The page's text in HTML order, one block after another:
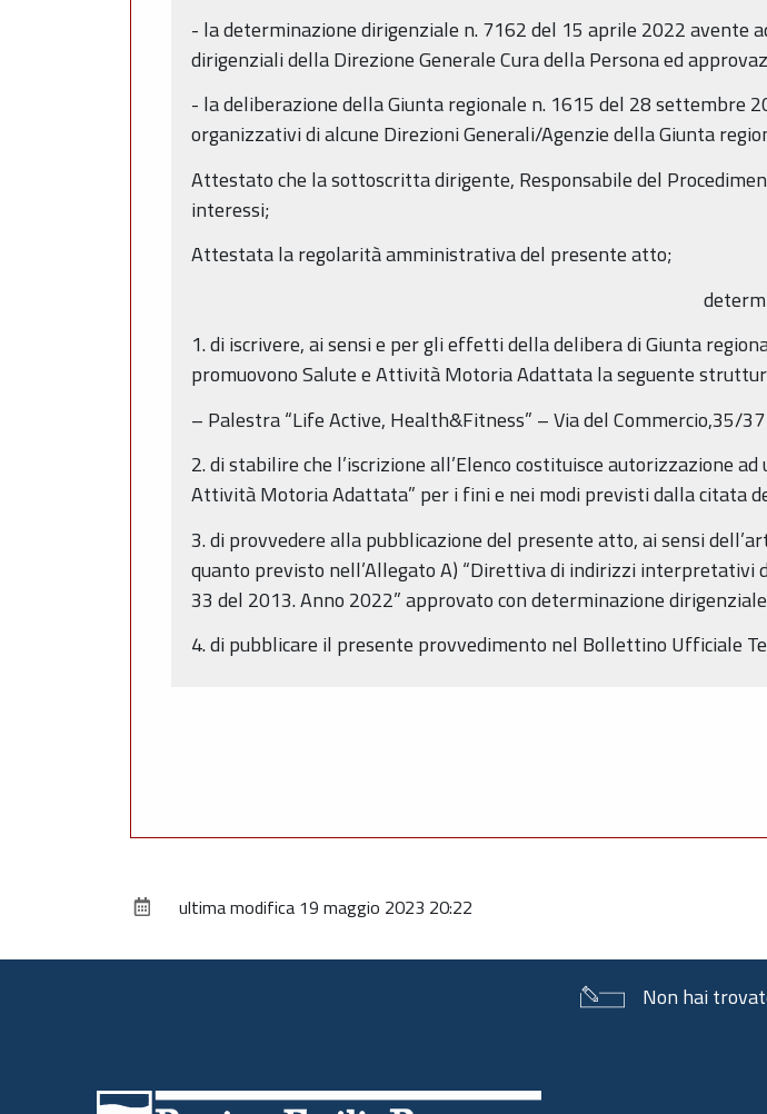
- la determinazione dirigenziale n. 7162 del 15 aprile 2022 avente
dirigenziali della Direzione Generale Cura della Persona ed
- la deliberazione della Giunta regionale n. 1615 del 28 settembre
organizzativi di alcune Direzioni Generali/Agenzie della Giunta
Attestato che la sottoscritta dirigente, Responsabile del
interessi;
Attestata la regolarità amministrativa del presente atto;
1. di iscrivere, ai sensi e per gli effetti della delibera di Giunta
promuovono Salute e Attività Motoria Adattata la seguente
– Palestra “Life Active, Health&Fitness” – Via del Commercio,35/
2. di stabilire che l’iscrizione all’Elenco costituisce autorizzazione
Attività Motoria Adattata” per i fini e nei modi previsti dalla citata
3. di provvedere alla pubblicazione del presente atto, ai sensi
quanto previsto nell’Allegato A) “Direttiva di indirizzi
33 del 2013. Anno 2022” approvato con determinazione
4. di pubblicare il presente provvedimento nel Bollettino Ufficiale
ultima modifica 19 maggio 2023 20:22
Non hai